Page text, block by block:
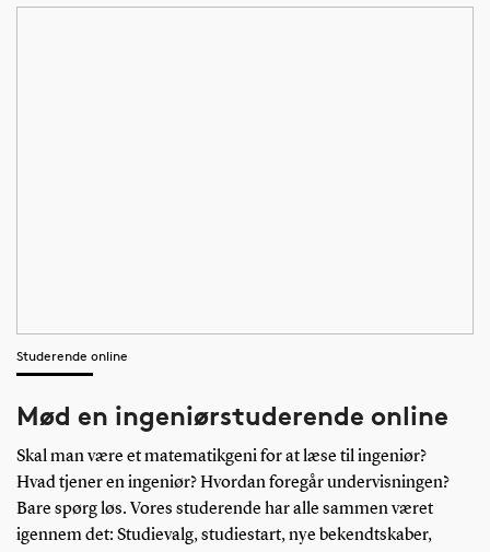
Studerende online
Mød en ingeniørstuderende online
Skal man være et matematikgeni for at læse til ingeniør?
Hvad tjener en ingeniør? Hvordan foregår undervisningen?
Bare spørg løs. Vores studerende har alle sammen været
igennem det: Studievalg, studiestart, nye bekendtskaber,